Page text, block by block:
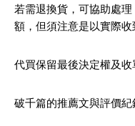
若需退換貨，可協助處
額，但須注意是以實際
代買保留最後決定權及收
破千篇的推薦文與評價